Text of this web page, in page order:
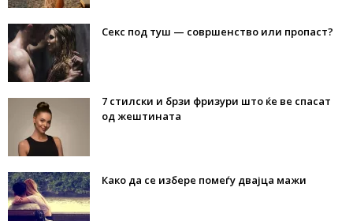
Секс под туш — совршенство или пропаст?
7 стилски и брзи фризури што ќе ве спасат
од жештината
Како да се избере помеѓу двајца мажи